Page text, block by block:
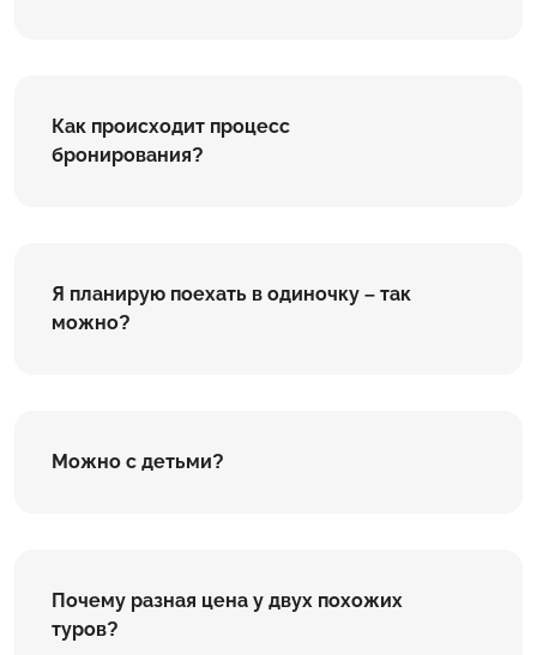
Как происходит процесс
бронирования?
Я планирую поехать в одиночку – так
можно?
Можно с детьми?
Почему разная цена у двух похожих
туров?